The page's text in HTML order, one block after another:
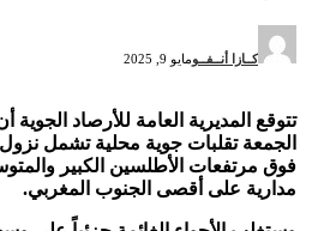
كــازا أنــفــومايو 9, 2025
تتوقع المديرية العامة للأرصاد
الجمعة تقلبات جوية محلية تشمل
فوق مرتفعات الأطلسين الكبير
مدارية على أقصى الجنوب المغربي.